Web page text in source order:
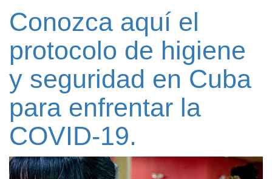
Conozca aquí el
protocolo de higiene
y seguridad en Cuba
para enfrentar la
COVID-19.